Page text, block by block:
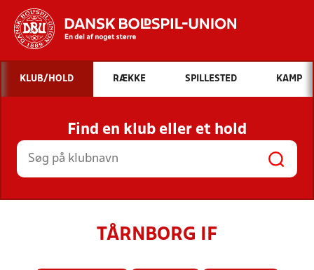
Hvad vil du søge efter?
INDHOLD OG NYHEDER
STILLINGER, RESULTATER, KLUBBER OG
HOLD
KLUB/HOLD RÆKKE SPILLESTED KAMP
Find en klub eller et hold
TÅRNBORG IF